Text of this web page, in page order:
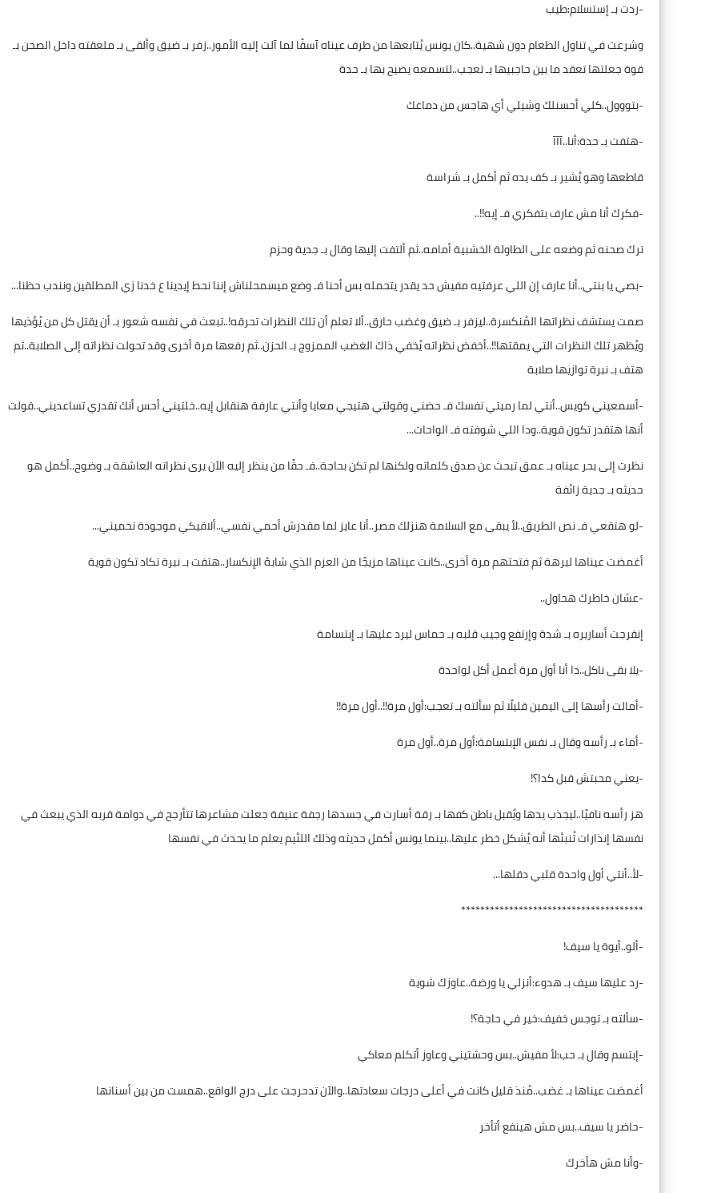
-ردت بـ إستسلام:طيب
وشرعت في تناول الطعام دون شهية..كان يونس يُتابعها من طرف عيناه آسفًا لما آلت إليه الأمور..زفر بـ ضيق وألقى بـ ملعقته داخل الصحن بـ
قوة جعلتها تعقد ما بين حاجبيها بـ تعجب..لتسمعه يصيح بها بـ حدة
-بتووول..كلي أحسنلك وشيلي أي هاجس من دماغك
-هتفت بـ حدة:أنا..آآآ
قاطعها وهو يُشير بـ كف يده ثم أكمل بـ شراسة
-فكرك أنا مش عارف بتفكري فـ إيه!!..
ترك صحنه ثم وضعه على الطاولة الخشبية أمامه..ثم ألتفت إليها وقال بـ جدية وحزم
-بصي يا بنتي..أنا عارف إن اللي عرفتيه مفيش حد يقدر يتحمله بس أحنا فـ وضع ميسمحلناش إننا نحط إيدينا ع خدنا زي المطلقين ونندب حظنا...
صمت يستشف نظراتها المُنكسرة..ليزفر بـ ضيق وغضب حارق..ألا تعلم أن تلك النظرات تحرقه!..تبعث في نفسه شعور بـ أن يقتل كل من يُؤذيها
ويُظهر تلك النظرات التي يمقتها!!..أخفض نظراته يُخفي ذاك الغضب الممزوج بـ الحزن..ثم رفعها مرة أخرى وقد تحولت نظراته إلى الصلابة..ثم
هتف بـ نبرة توازيها صلابة
-أسمعيني كويس..أنتي لما رميتي نفسك فـ حضني وقولتي هتيجي معايا وأنتي عارفة هنقابل إيه..خلتيني أحس أنك تقدري تساعديني..قولت
أنها هتقدر تكون قوية..ودا اللي شوفته فـ الواحات...
نظرت إلى بحر عيناه بـ عمق تبحث عن صدق كلماته ولكنها لم تكن بحاجة..فـ حقًا من ينظر إليه الآن يرى نظراته العاشقة بـ وضوح..أكمل هو
حديثه بـ جدية زائفة
-لو هتقعي فـ نص الطريق..لأ يبقى مع السلامة هنزلك مصر..أنا عايز لما مقدرش أحمي نفسي..ألاقيكي موجودة تحميني...
أغمضت عيناها لبرهة ثم فتحتهم مرة أخرى..كانت عيناها مزيجًا من العزم الذي شابهُ الإنكسار..هتفت بـ نبرة تكاد تكون قوية
-عشان خاطرك هحاول..
إنفرجت أساريره بـ شدة وإرتفع وجيب قلبه بـ حماس ليرد عليها بـ إبتسامة
-يلا بقى ناكل..دا أنا أول مرة أعمل أكل لواحدة
-أمالت رأسها إلى اليمين قليلًا ثم سألته بـ تعجب:أول مرة!!..أول مرة!!
-أماء بـ رأسه وقال بـ نفس الإبتسامة:أول مرة..أول مرة
-يعني محبتش قبل كدا؟!
هز رأسه نافيًا..ليجذب يدها ويُقبل باطن كفها بـ رقة أسارت في جسدها رجفة عنيفة جعلت مشاعرها تتأرجح في دوامة قربه الذي يبعث في
نفسها إنذارات تُنبئها أنه يُشكل خطر عليها..بينما يونس أكمل حديثه وذلك اللئيم يعلم ما يحدث في نفسها
-لأ..أنتي أول واحدة قلبي دقلها...
**************************************
-ألو..أيوة يا سيف!
-رد عليها سيف بـ هدوء:أنزلي يا ورضة..عاوزك شوية
-سألته بـ توجس خفيف:خير في حاجة؟!
-إبتسم وقال بـ حب:لأ مفيش..بس وحشتيني وعاوز أتكلم معاكي
أغمضت عيناها بـ غضب..مُنذ قليل كانت في أعلى درجات سعادتها..والآن تدحرجت على درج الواقع..همست من بين أسنانها
-حاضر يا سيف..بس مش هينفع أتأخر
-وأنا مش هأخرك